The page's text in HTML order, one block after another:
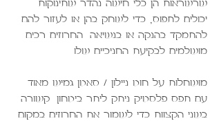
שרשראות הן כלי חישה נהדר שתינוקות
יכולים לתפוס, כדי לשחק בהן או לעזור להם
להתמקד בהנקה או בנשיאה. החרוזים רכים
מושלמים לבקיעת החניכיים שלו
מושחלות על חוט ניילון / סאטן גמיש מאוד
עם תפס פלסטיק ניתק ליתר ביטחון. קשורה
בשני הקצוות כדי לשמור את החרוזים במקום.